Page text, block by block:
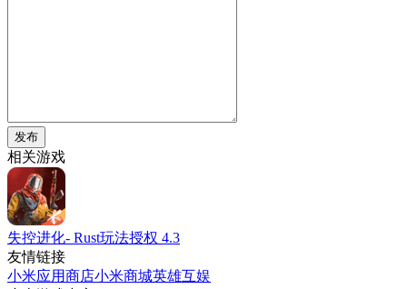
发布
相关游戏
失控进化- Rust玩法授权 4.3
友情链接
小米应用商店小米商城英雄互娱